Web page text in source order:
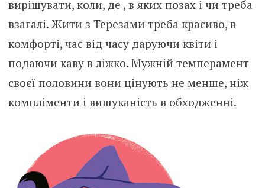
вирішувати, коли, де , в яких позах і чи треба
взагалі. Жити з Терезами треба красиво, в
комфорті, час від часу даруючи квіти і
подаючи каву в ліжко. Мужній темперамент
своєї половини вони цінують не менше, ніж
компліменти і вишуканість в обходженні.